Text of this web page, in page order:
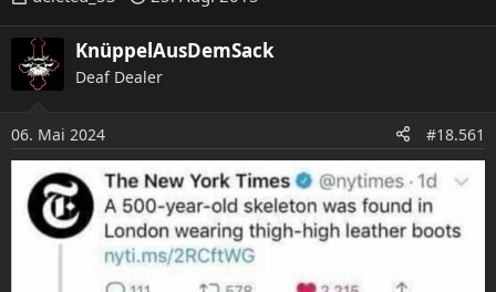
s
t
e
l
e
r
s
t
e
l
t
a
m
KnüppelAusDemSack
Deaf Dealer
06. Mai 2024 #18.561